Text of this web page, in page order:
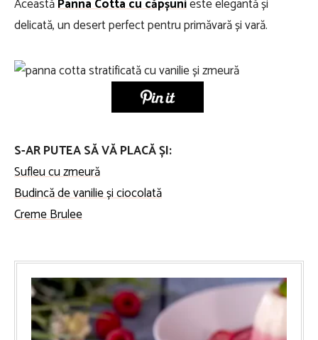
AceastăPanna Cotta cu căpșunieste elegantă și
delicată, un desert perfect pentru primăvară și vară.
S-AR PUTEA SĂ VĂ PLACĂ ȘI:
Sufleu cu zmeură
Budincă de vanilie și ciocolată
Creme Brulee